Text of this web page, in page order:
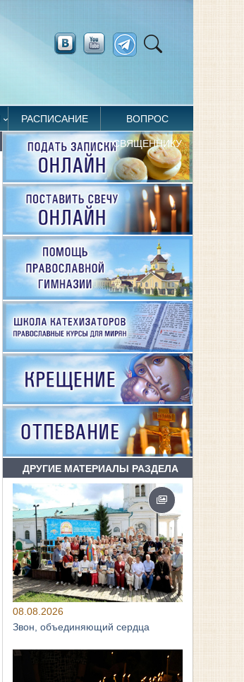
РАСПИСАНИЕ ВОПРОС
СВЯЩЕННИКУ
ДРУГИЕ МАТЕРИАЛЫ РАЗДЕЛА
08.08.2026
Звон, объединяющий сердца